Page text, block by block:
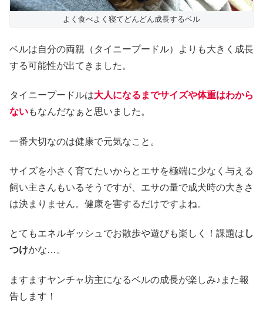
よく食べよく寝てどんどん成長するベル
ベルは自分の両親（タイニープードル）よりも大きく成長
する可能性が出てきました。
タイニープードルは大人になるまでサイズや体重はわから
ないもなんだなぁと思いました。
一番大切なのは健康で元気なこと。
サイズを小さく育てたいからとエサを極端に少なく与える
飼い主さんもいるそうですが、エサの量で成犬時の大きさ
は決まりません。健康を害するだけですよね。
とてもエネルギッシュでお散歩や遊びも楽しく！課題は し
つけかな…。
ますますヤンチャ坊主になるベルの成長が楽しみ♪また報
告します！